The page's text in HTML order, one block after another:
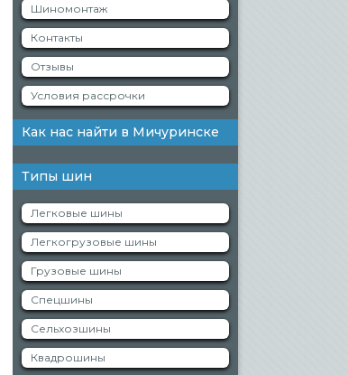
Шиномонтаж
Контакты
Отзывы
Условия рассрочки
Как нас найти в Мичуринске
Типы шин
Легковые шины
Легкогрузовые шины
Грузовые шины
Спецшины
Сельхозшины
Квадрошины